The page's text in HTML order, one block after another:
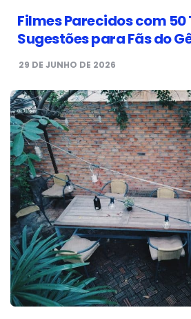
Filmes Parecidos com 50
Sugestões para Fãs do
29 DE JUNHO DE 2026